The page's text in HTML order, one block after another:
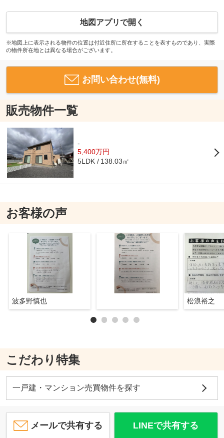
地図アプリで開く
※地図上に表示される物件の位置は付近住所に所在することを表すものであり、実際
の物件所在地とは異なる場合がございます。
お問い合わせ(無料)
販売物件一覧
-
5,400万円
5LDK 138.03㎡
お客様の声
波多野慎也 松浪裕之
こだわり特集
一戸建・マンション売買物件を探す
メールで共有する LINEで共有する